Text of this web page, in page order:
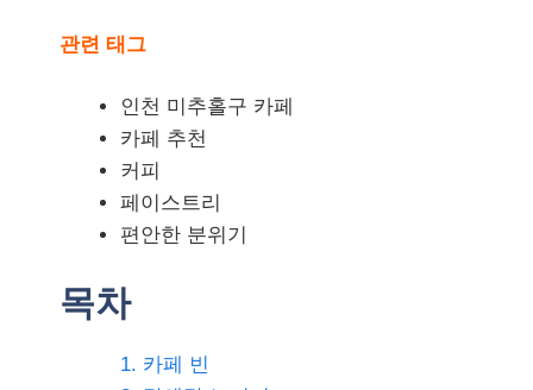
관련 태그
인천 미추홀구 카페
카페 추천
커피
페이스트리
편안한 분위기
목차
1. 카페 빈